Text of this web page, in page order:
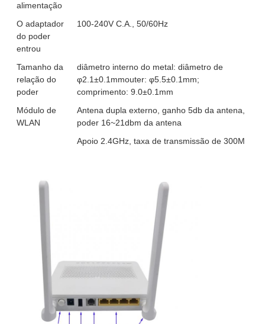
alimentação
O adaptador
do poder
entrou
100-240V C.A., 50/60Hz
Tamanho da
relação do
poder
diâmetro interno do metal: diâmetro de
φ2.1±0.1mmouter: φ5.5±0.1mm;
comprimento: 9.0±0.1mm
Módulo de
WLAN
Antena dupla externo, ganho 5db da antena,
poder 16~21dbm da antena
Apoio 2.4GHz, taxa de transmissão de 300M